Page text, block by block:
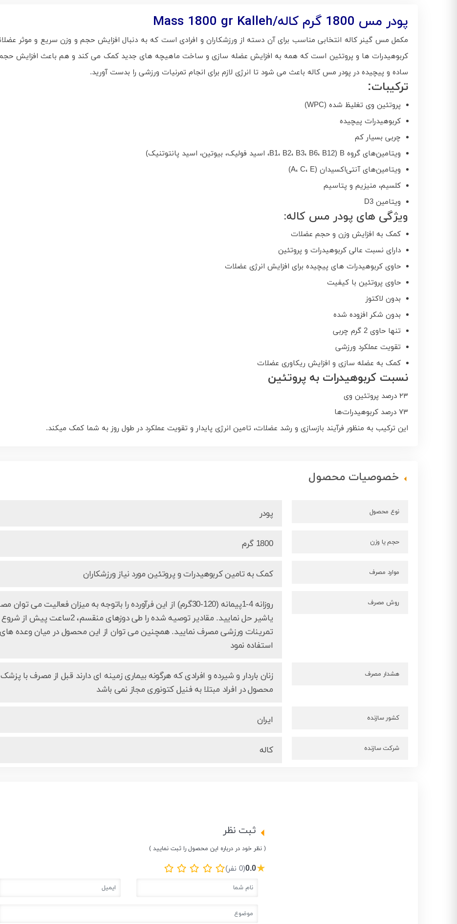
پودر مس 1800 گرم کاله/Mass 1800 gr Kalleh
مکمل مس گینر کاله انتخابی مناسب برای آن دسته از ورزشکاران و افرادی است که به دنبال افزایش حجم و وزن سریع و موثر
کربوهیدرات ها و پروتئین است که همه به افزایش عضله سازی و ساخت ماهیچه های جدید کمک می کند و هم باعث افزایش
ساده و پیچیده در پودر مس کاله باعث می شود تا انرژی لازم برای انجام تمرنیات ورزشی را بدست آورید.
ترکیبات:
پروتئین وی تغلیظ‌ شده (WPC)
کربوهیدرات پیچیده
چربی بسیار کم
ویتامین‌های گروه B (B1، B2، B3، B6، B12، اسید فولیک، بیوتین، اسید پانتوتنیک)
ویتامین‌های آنتی‌اکسیدان (A، C، E)
کلسیم، منیزیم و پتاسیم
ویتامین D3
ویژگی های پودر مس کاله:
کمک به افزایش وزن و حجم عضلات
دارای نسبت عالی کربوهیدرات و پروتئین
حاوی کربوهیدرات های پیچیده برای افزایش انرژی عضلات
حاوی پروتئین با کیفیت
بدون لاکتوز
بدون شکر افزوده شده
تنها حاوی 2 گرم چربی
تقویت عملکرد ورزشی
کمک به عضله سازی و افزایش ریکاوری عضلات
نسبت کربوهیدرات به پروتئین
۲۳ درصد پروتئین وی
۷۳ درصد کربوهیدرات‌ها
این ترکیب به منظور فرآیند بازسازی و رشد عضلات، تامین انرژی پایدار و تقویت عملکرد در طول روز به شما کمک میکند.
خصوصیات محصول
نوع محصول پودر
حجم یا وزن 1800 گرم
موارد مصرف کمک به تامین کربوهیدرات و پروتئین مورد نیاز ورزشکاران
روش مصرف
روزانه 4-1پیمانه (120-30گرم) از این فرآورده را باتوجه به میزان
یاشیر حل نمایید. مقادیر توصیه شده را
تمرینات ورزشی مصرف نمایید. همچنین می توان از این محصول در میان وعده
استفاده نمود
هشدار مصرف
زنان باردار و شیرده و افرادی که هرگونه بیماری زمینه ای دارند قبل از مصرف با
محصول در افراد مبتلا به فنیل کتونوری مجاز نمی باشد
کشور سازنده ایران
شرکت سازنده کاله
ثبت نظر
( نظر خود در درباره این محصول را ثبت نمایید )
★
0.0(0 نفر)